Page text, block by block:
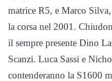
matrice R5, e Marco
la corsa nel 2001.
il sempre presente Dino
Scanzi. Luca Sassi e
contenderanno la S1600